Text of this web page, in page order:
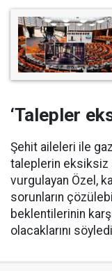
‘Talepler
Şehit aileleri ile
taleplerin eksiksiz
vurgulayan Özel,
sorunların
beklentilerinin
olacaklarını